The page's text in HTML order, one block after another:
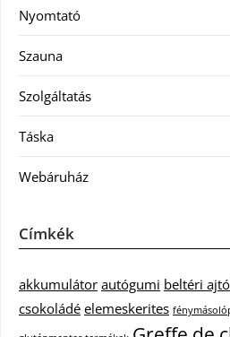
Nyomtató
Szauna
Szolgáltatás
Táska
Webáruház
Címkék
akkumulátor autógumi beltéri ajtó
csokoládé elemeskerites